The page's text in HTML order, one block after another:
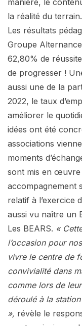
la réalité du
Les résultats
Groupe
62,80% de
de progresser !
aussi une de la
2022, le taux
améliorer le
idées ont été
associations
moments
sont mis en œuvre
accompagnement
relatif à l’exercice
aussi vu naître un
Les BEARS. «
l’occasion pour
vivre le centre de
convivialité dans
comme lors de
déroulé à la
», révèle le